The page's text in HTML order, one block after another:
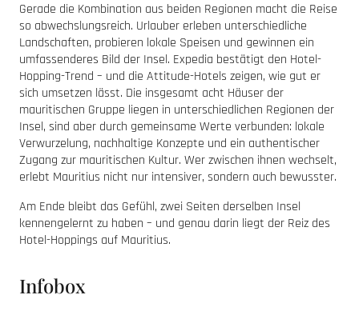
Gerade die Kombination aus beiden Regionen macht die Reise
so abwechslungsreich. Urlauber erleben unterschiedliche
Landschaften, probieren lokale Speisen und gewinnen ein
umfassenderes Bild der Insel. Expedia bestätigt den Hotel-
Hopping-Trend – und die Attitude-Hotels zeigen, wie gut er
sich umsetzen lässt. Die insgesamt acht Häuser der
mauritischen Gruppe liegen in unterschiedlichen Regionen der
Insel, sind aber durch gemeinsame Werte verbunden: lokale
Verwurzelung, nachhaltige Konzepte und ein authentischer
Zugang zur mauritischen Kultur. Wer zwischen ihnen wechselt,
erlebt Mauritius nicht nur intensiver, sondern auch bewusster.
Am Ende bleibt das Gefühl, zwei Seiten derselben Insel
kennengelernt zu haben – und genau darin liegt der Reiz des
Hotel-Hoppings auf Mauritius.
Infobox